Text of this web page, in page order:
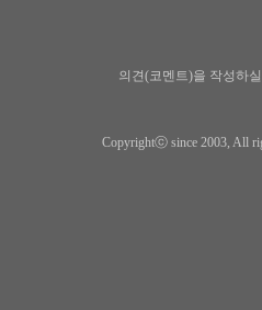
의견(코멘트)을 작성하
Copyrightⓒ since 2003, All